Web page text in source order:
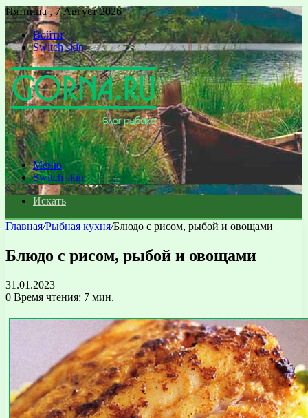
Пятница , 7 Август 2026
Войти
Switch skin
Меню
Switch skin
Искать
Главная/Рыбная кухня/Блюдо с рисом, рыбой и овощами
Блюдо с рисом, рыбой и овощами
31.01.2023
0 Время чтения: 7 мин.